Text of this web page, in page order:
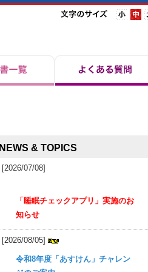
NEWS & TOPICS
[2026/07/08]
「睡眠チェックアプリ」実施のお
知らせ
[2026/08/05]
令和8年度「あすけん」チャレン